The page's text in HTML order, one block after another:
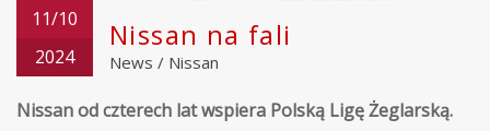
11/10
2024
Nissan na fali
News / Nissan
Nissan od czterech lat wspiera Polską Ligę Żeglarską.